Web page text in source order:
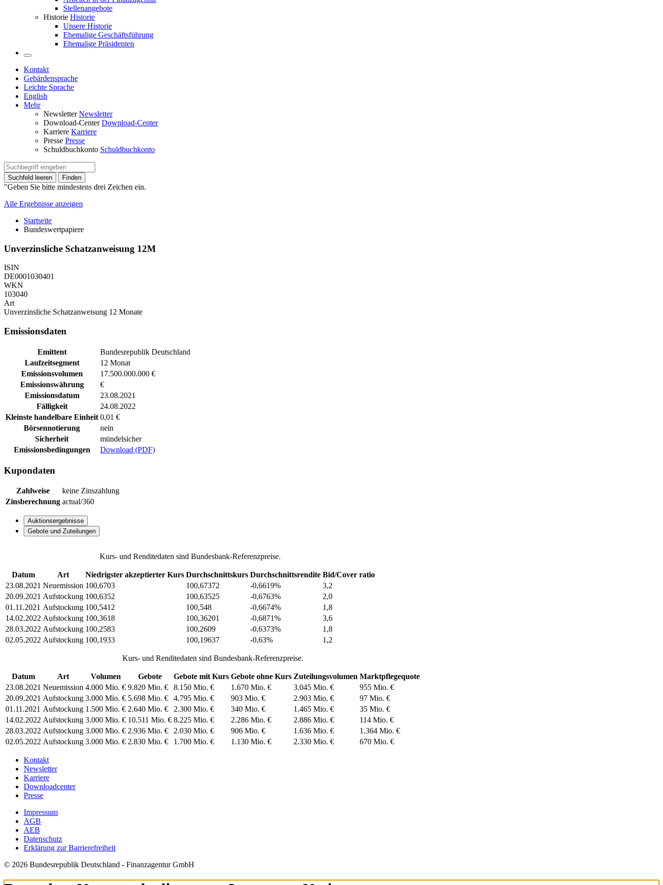
Stellenangebote
Historie Historie
Unsere Historie
Ehemalige Geschäftsführung
Ehemalige Präsidenten
Kontakt
Gebärdensprache
Leichte Sprache
English
Mehr
Newsletter Newsletter
Download-Center Download-Center
Karriere Karriere
Presse Presse
Schuldbuchkonto Schuldbuchkonto
Suchfeld leeren Finden
"Geben Sie bitte mindestens drei Zeichen ein.
Alle Ergebnisse anzeigen
Startseite
Bundeswertpapiere
Unverzinsliche Schatzanweisung 12M
ISIN
DE0001030401
WKN
103040
Art
Unverzinsliche Schatzanweisung 12 Monate
Emissionsdaten
Emittent
Bundesrepublik Deutschland
Laufzeitsegment
12 Monat
Emissionsvolumen
17.500.000.000 €
Emissionswährung
€
Emissionsdatum
23.08.2021
Fälligkeit
24.08.2022
Kleinste handelbare Einheit 0,01 €
Börsennotierung
nein
Sicherheit
mündelsicher
Emissionsbedingungen
Download (PDF)
Kupondaten
Zahlweise
keine Zinszahlung
Zinsberechnung actual/360
Auktionsergebnisse
Gebote und Zuteilungen
Kurs- und Renditedaten sind Bundesbank-Referenzpreise.
Datum Art Niedrigster akzeptierter Kurs Durchschnittskurs Durchschnittsrendite Bid/Cover ratio
23.08.2021 Neuemission 100,6703 100,67372 -0,6619%
3,2
20.09.2021 Aufstockung 100,6352 100,63525 -0,6763%
2,0
01.11.2021 Aufstockung 100,5412 100,548 -0,6674%
1,8
14.02.2022 Aufstockung 100,3618 100,36201 -0,6871%
3,6
28.03.2022 Aufstockung 100,2583 100,2609 -0,6373%
1,8
02.05.2022 Aufstockung 100,1933 100,19637 -0,63% 1,2
Kurs- und Renditedaten sind Bundesbank-Referenzpreise.
Datum Art Volumen Gebote Gebote mit Kurs Gebote ohne Kurs Zuteilungsvolumen Marktpflegequote
23.08.2021 Neuemission 4.000 Mio. € 9.820 Mio. € 8.150 Mio. € 1.670 Mio. € 3.045 Mio. €
955 Mio. €
20.09.2021 Aufstockung 3.000 Mio. € 5.698 Mio. € 4.795 Mio. € 903 Mio. € 2.903 Mio. €
97 Mio. €
01.11.2021 Aufstockung 1.500 Mio. € 2.640 Mio. € 2.300 Mio. € 340 Mio. € 1.465 Mio. €
35 Mio. €
14.02.2022 Aufstockung 3.000 Mio. € 10.511 Mio. € 8.225 Mio. € 2.286 Mio. € 2.886 Mio. €
114 Mio. €
28.03.2022 Aufstockung 3.000 Mio. € 2.936 Mio. € 2.030 Mio. € 906 Mio. € 1.636 Mio. €
1.364 Mio. €
02.05.2022 Aufstockung 3.000 Mio. € 2.830 Mio. € 1.700 Mio. € 1.130 Mio. € 2.330 Mio. € 670 Mio. €
Kontakt
Newsletter
Karriere
Downloadcenter
Presse
Impressum
AGB
AEB
Datenschutz
Erklärung zur Barrierefreiheit
© 2026 Bundesrepublik Deutschland - Finanzagentur GmbH